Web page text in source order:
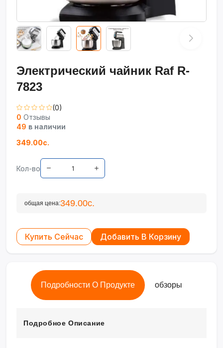
Электрический чайник Raf R-
7823
(0)
0 Отзывы
49 в наличии
349.00с.
Кол-во
общая цена:349.00с.
Купить Сейчас Добавить В Корзину
Подробности О Продукте обзоры
Подробное Описание